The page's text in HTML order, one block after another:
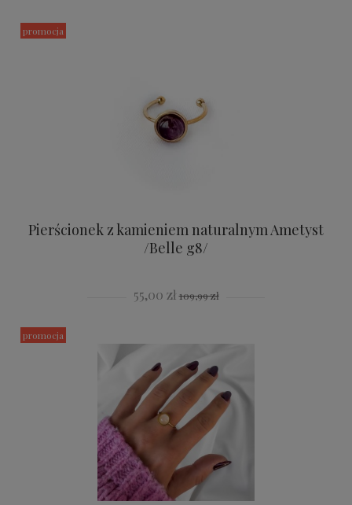
Pierścionek z kamieniem naturalnym Ametyst
/Belle g8/
55,00 zł 109,99 zł
promocja
promocja